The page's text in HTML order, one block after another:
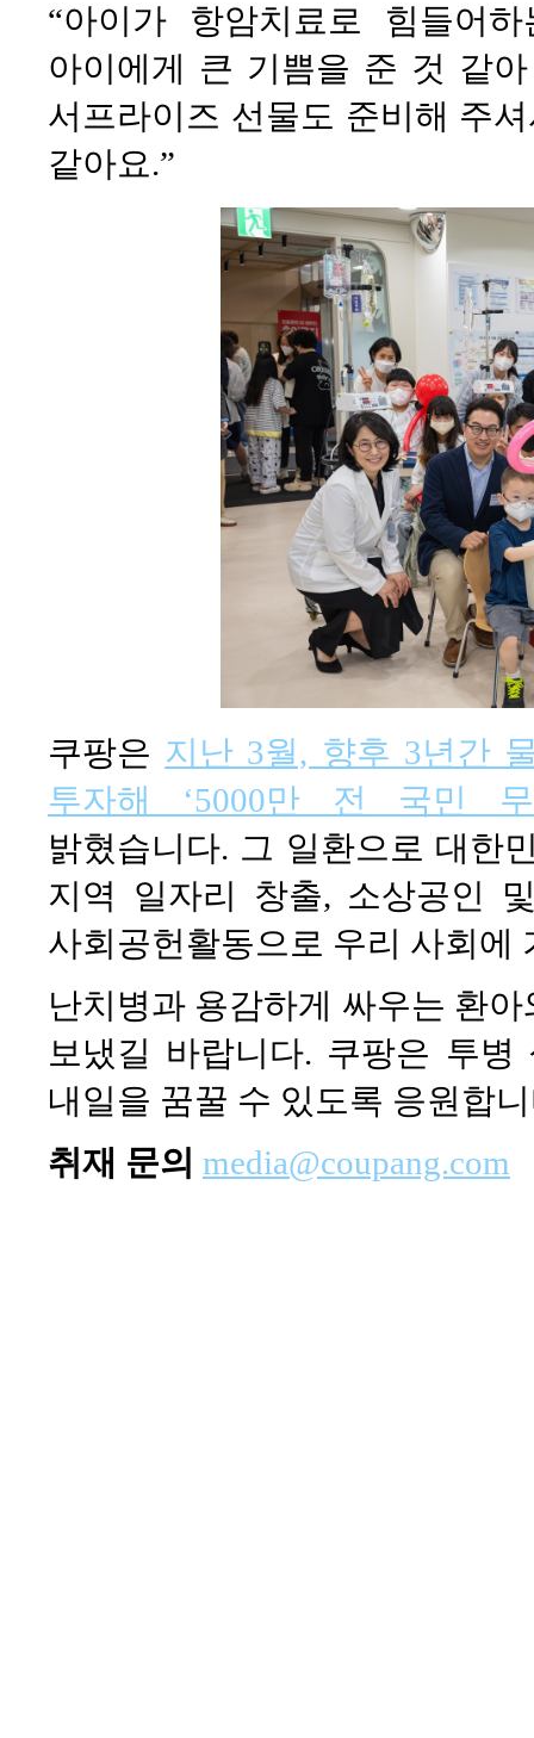
“아이가 항암치료로 힘들어
아이에게 큰 기쁨을 준 것 같
서프라이즈 선물도 준비해 주
같아요.”
쿠팡은 지난 3월, 향후 3년간
투자해 ‘5000만 전 국민
밝혔습니다. 그 일환으로 대한
지역 일자리 창출, 소상공인
사회공헌활동으로 우리 사회에
난치병과 용감하게 싸우는 환
보냈길 바랍니다. 쿠팡은 투
내일을 꿈꿀 수 있도록 응원합
취재 문의 media@coupang.com